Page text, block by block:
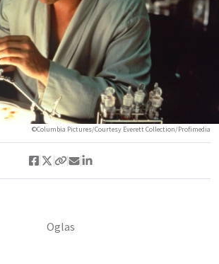
©Columbia Pictures/Courtesy Everett Collection/Profimedia